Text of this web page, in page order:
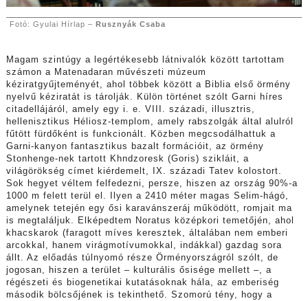
Fotó: Gyulai Hírlap – Rusznyák Csaba
Magam szintúgy a legértékesebb látnivalók között tartottam
számon a Matenadaran művészeti múzeum
kéziratgyűjteményét, ahol többek között a Biblia első örmény
nyelvű kéziratát is tárolják. Külön történet szólt Garni híres
citadellájáról, amely egy i. e. VIII. századi, illusztris,
hellenisztikus Héliosz-templom, amely rabszolgák által alulról
fűtött fürdőként is funkcionált. Közben megcsodálhattuk a
Garni-kanyon fantasztikus bazalt formációit, az örmény
Stonhenge-nek tartott Khndzoresk (Goris) szikláit, a
világörökség címet kiérdemelt, IX. századi Tatev kolostort.
Sok hegyet véltem felfedezni, persze, hiszen az ország 90%-a
1000 m felett terül el. Ilyen a 2410 méter magas Selim-hágó,
amelynek tetején egy ősi karavánszeráj működött, romjait ma
is megtaláljuk. Elképedtem Noratus középkori temetőjén, ahol
khacskarok (faragott míves keresztek, általában nem emberi
arcokkal, hanem virágmotívumokkal, indákkal) gazdag sora
állt. Az előadás túlnyomó része Örményországról szólt, de
jogosan, hiszen a terület – kulturális ősisége mellett –, a
régészeti és biogenetikai kutatásoknak hála, az emberiség
második bölcsőjének is tekinthető. Szomorú tény, hogy a